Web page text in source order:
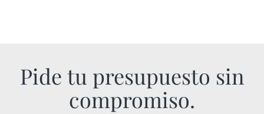
Pide tu presupuesto sin
compromiso.